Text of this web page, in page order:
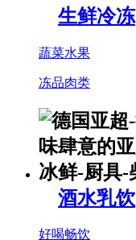
生鲜冷冻
蔬菜水果
冻品肉类
酒水乳饮
好喝畅饮